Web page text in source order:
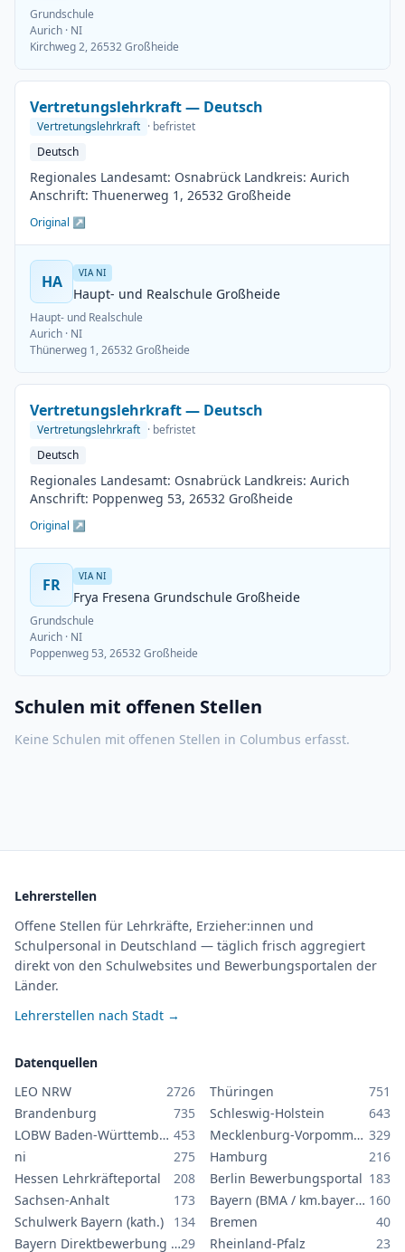
Grundschule
Aurich · NI
Kirchweg 2, 26532 Großheide
Vertretungslehrkraft — Deutsch
Vertretungslehrkraft · befristet
Deutsch
Regionales Landesamt: Osnabrück Landkreis: Aurich
Anschrift: Thuenerweg 1, 26532 Großheide
Original ↗
HA VIA NI
Haupt- und Realschule Großheide
Haupt- und Realschule
Aurich · NI
Thünerweg 1, 26532 Großheide
Vertretungslehrkraft — Deutsch
Vertretungslehrkraft · befristet
Deutsch
Regionales Landesamt: Osnabrück Landkreis: Aurich
Anschrift: Poppenweg 53, 26532 Großheide
Original ↗
FR VIA NI
Frya Fresena Grundschule Großheide
Grundschule
Aurich · NI
Poppenweg 53, 26532 Großheide
Schulen mit offenen Stellen
Keine Schulen mit offenen Stellen in Columbus erfasst.
Lehrerstellen
Offene Stellen für Lehrkräfte, Erzieher:innen und
Schulpersonal in Deutschland — täglich frisch aggregiert
direkt von den Schulwebsites und Bewerbungsportalen der
Länder.
Lehrerstellen nach Stadt →
Datenquellen
LEO NRW
2726 Thüringen
751
Brandenburg
735 Schleswig-Holstein
643
LOBW Baden-Württemberg 453 Mecklenburg-Vorpommern 329
ni
275 Hamburg
216
Hessen Lehrkräfteportal
208 Berlin Bewerbungsportal 183
Sachsen-Anhalt
173 Bayern (BMA / km.bayern.de) 160
Schulwerk Bayern (kath.)
134 Bremen
40
Bayern Direktbewerbung GS/MS29 Rheinland-Pfalz 23